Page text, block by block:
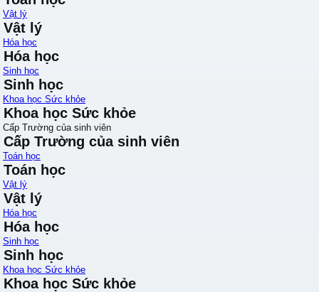
Vật lý
Vật lý
Hóa học
Hóa học
Sinh học
Sinh học
Khoa học Sức khỏe
Khoa học Sức khỏe
Cấp Trường của sinh viên
Cấp Trường của sinh viên
Toán học
Toán học
Vật lý
Vật lý
Hóa học
Hóa học
Sinh học
Sinh học
Khoa học Sức khỏe
Khoa học Sức khỏe